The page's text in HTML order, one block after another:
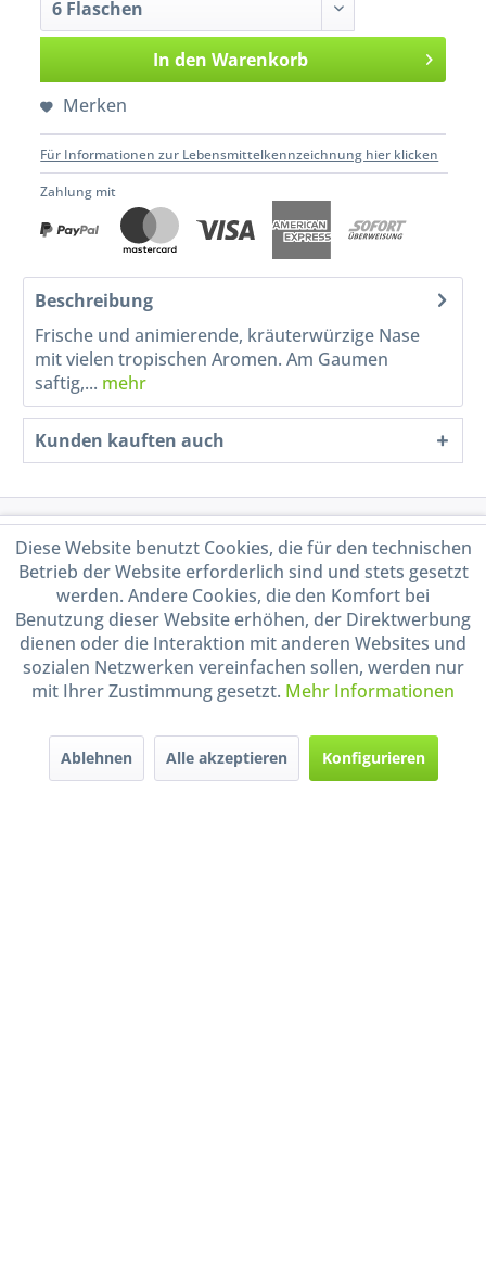
In den Warenkorb
Merken
Für Informationen zur Lebensmittelkennzeichnung hier klicken
Zahlung mit
Beschreibung
Frische und animierende, kräuterwürzige Nase
mit vielen tropischen Aromen. Am Gaumen
saftig,... mehr
Kunden kauften auch
Service Hotline
Shop Service
Informationen
Handel mit BIO-Weinen
durch DE-ÖKO-009
Diese Website benutzt Cookies, die für den technischen
Betrieb der Website erforderlich sind und stets gesetzt
werden. Andere Cookies, die den Komfort bei
Benutzung dieser Website erhöhen, der Direktwerbung
dienen oder die Interaktion mit anderen Websites und
sozialen Netzwerken vereinfachen sollen, werden nur
mit Ihrer Zustimmung gesetzt. Mehr Informationen
Ablehnen Alle akzeptieren Konfigurieren